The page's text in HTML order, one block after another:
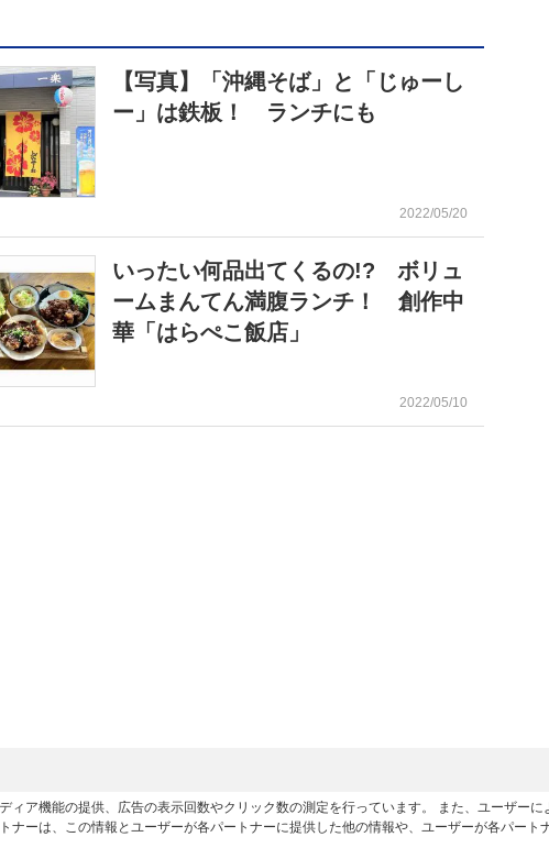
【写真】「沖縄そば」と「じゅーし
ー」は鉄板！ ランチにも
2022/05/20
いったい何品出てくるの!? ボリュ
ームまんてん満腹ランチ！ 創作中
華「はらぺこ飯店」
2022/05/10
ア機能の提供、広告の表示回数やクリック数の測定を行っています。 また、ユーザー
ーは、この情報とユーザーが各パートナーに提供した他の情報や、ユーザーが各パート